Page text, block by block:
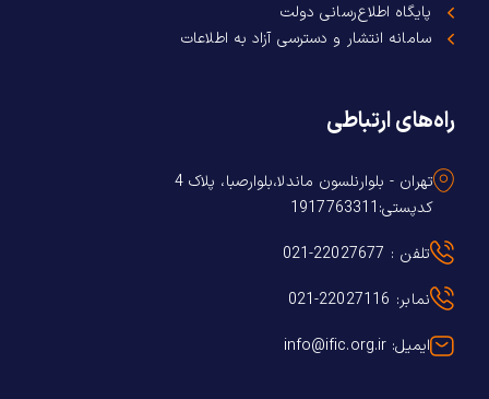
پایگاه اطلاع‌رسانی دولت
سامانه انتشار و دسترسی آزاد به اطلاعات
راه‌های ارتباطی
تهران - بلوارنلسون ماندلا،بلوارصبا، پلاک 4
کدپستی:1917763311
تلفن : 22027677-021
نمابر: 22027116-021
ایمیل: info@ific.org.ir